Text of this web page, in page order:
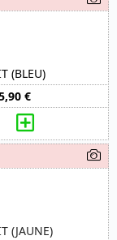
(BLEU)
€
(JAUNE)